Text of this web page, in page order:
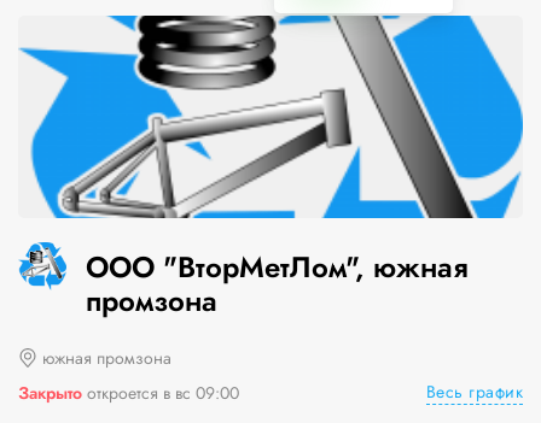
ООО "ВторМетЛом", южная
промзона
южная промзона
Закрыто откроется в вс 09:00 Весь график